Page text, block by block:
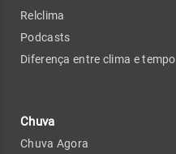
Relclima
Podcasts
Diferença entre clima e tempo
Chuva
Chuva Agora